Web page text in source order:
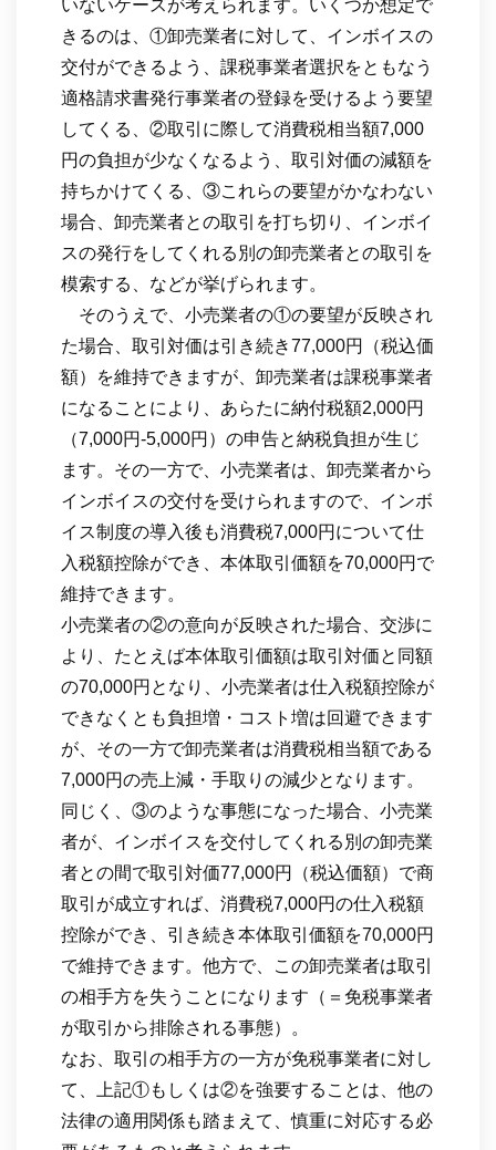
いないケースが考えられます。いくつか想定で
きるのは、①卸売業者に対して、インボイスの
交付ができるよう、課税事業者選択をともなう
適格請求書発行事業者の登録を受けるよう要望
してくる、②取引に際して消費税相当額7,000
円の負担が少なくなるよう、取引対価の減額を
持ちかけてくる、③これらの要望がかなわない
場合、卸売業者との取引を打ち切り、インボイ
スの発行をしてくれる別の卸売業者との取引を
模索する、などが挙げられます。
そのうえで、小売業者の①の要望が反映され
た場合、取引対価は引き続き77,000円（税込価
額）を維持できますが、卸売業者は課税事業者
になることにより、あらたに納付税額2,000円
（7,000円-5,000円）の申告と納税負担が生じ
ます。その一方で、小売業者は、卸売業者から
インボイスの交付を受けられますので、インボ
イス制度の導入後も消費税7,000円について仕
入税額控除ができ、本体取引価額を70,000円で
維持できます。
小売業者の②の意向が反映された場合、交渉に
より、たとえば本体取引価額は取引対価と同額
の70,000円となり、小売業者は仕入税額控除が
できなくとも負担増・コスト増は回避できます
が、その一方で卸売業者は消費税相当額である
7,000円の売上減・手取りの減少となります。
同じく、③のような事態になった場合、小売業
者が、インボイスを交付してくれる別の卸売業
者との間で取引対価77,000円（税込価額）で商
取引が成立すれば、消費税7,000円の仕入税額
控除ができ、引き続き本体取引価額を70,000円
で維持できます。他方で、この卸売業者は取引
の相手方を失うことになります（＝免税事業者
が取引から排除される事態）。
なお、取引の相手方の一方が免税事業者に対し
て、上記①もしくは②を強要することは、他の
法律の適用関係も踏まえて、慎重に対応する必